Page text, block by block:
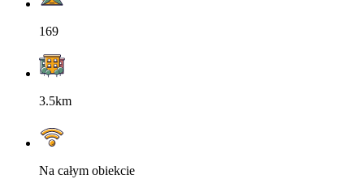
169
3.5km
Na całym obiekcie